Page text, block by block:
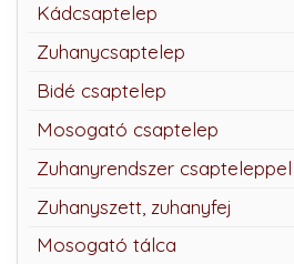
Kádcsaptelep
Zuhanycsaptelep
Bidé csaptelep
Mosogató csaptelep
Zuhanyrendszer csapteleppel
Zuhanyszett, zuhanyfej
Mosogató tálca